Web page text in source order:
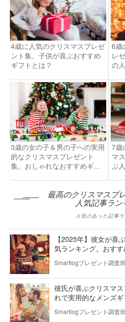
4歳に人気のクリスマスプレゼ
ント集。子供が喜ぶおすすめ
ギフトとは？
6歳
レ
の
3歳の女の子＆男の子への実用
的なクリスマスプレゼント
集。おしゃれなおすすめギフ
7歳
マ
ぶ
最高のクリスマスプ
人気記事ラン
人気のあった記事
【2025年】彼女が喜
気ランキング。おす
Smartlogプレゼント調査班
彼氏が喜ぶクリスマ
れで実用的なメンズ
Smartlogプレゼント調査班